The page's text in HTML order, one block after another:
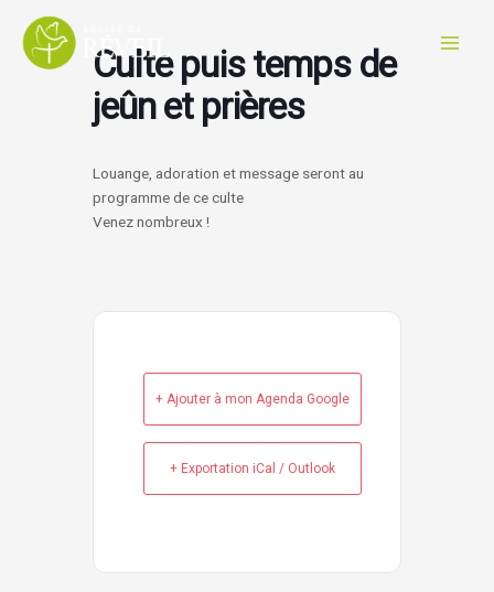
contenu
Culte puis temps de
jeûn et prières
Louange, adoration et message seront au
programme de ce culte
Venez nombreux !
+ Ajouter à mon Agenda Google
+ Exportation iCal / Outlook